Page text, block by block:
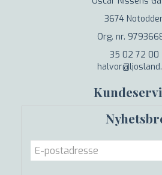
3674
Org. nr.
35 02 72 00